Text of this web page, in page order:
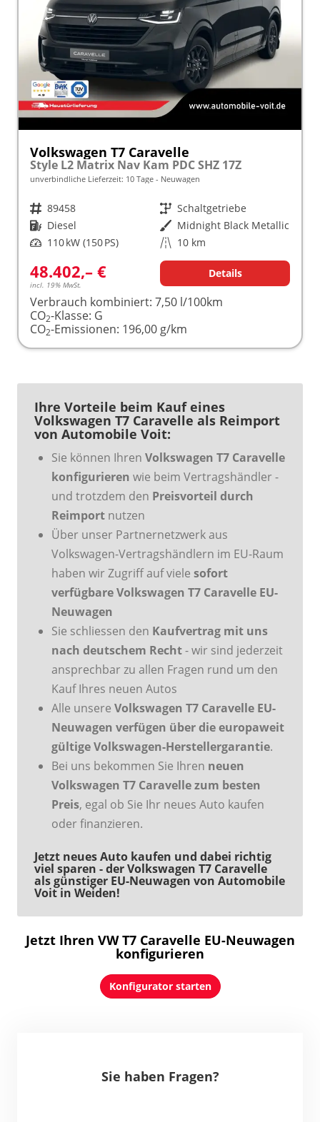
Volkswagen T7 Caravelle
Style L2 Matrix Nav Kam PDC SHZ 17Z
unverbindliche Lieferzeit: 10 Tage Neuwagen
Fahrzeugnr. 89458 Getriebe Schaltgetriebe
Kraftstoff Diesel Außenfarbe Midnight Black Metallic
Leistung 110 kW (150 PS) Kilometerstand 10 km
48.402,– €
incl. 19% MwSt.
Details
Verbrauch kombiniert: 7,50 l/100km
CO2-Klasse: G
CO2-Emissionen: 196,00 g/km
Ihre Vorteile beim Kauf eines
Volkswagen T7 Caravelle als Reimport
von Automobile Voit:
Sie können Ihren Volkswagen T7 Caravelle
konfigurieren wie beim Vertragshändler -
und trotzdem den Preisvorteil durch
Reimport nutzen
Über unser Partnernetzwerk aus
Volkswagen-Vertragshändlern im EU-Raum
haben wir Zugriff auf viele sofort
verfügbare Volkswagen T7 Caravelle EU-
Neuwagen
Sie schliessen den Kaufvertrag mit uns
nach deutschem Recht- wir sind jederzeit
ansprechbar zu allen Fragen rund um den
Kauf Ihres neuen Autos
Alle unsere Volkswagen T7 Caravelle EU-
Neuwagen verfügen über die europaweit
gültige Volkswagen-Herstellergarantie.
Bei uns bekommen Sie Ihren neuen
Volkswagen T7 Caravelle zum besten
Preis, egal ob Sie Ihr neues Auto kaufen
oder finanzieren.
Jetzt neues Auto kaufen und dabei richtig
viel sparen - der Volkswagen T7 Caravelle
als günstiger EU-Neuwagen von Automobile
Voit in Weiden!
Jetzt Ihren VW T7 Caravelle EU-Neuwagen
konfigurieren
Konfigurator starten
Sie haben Fragen?